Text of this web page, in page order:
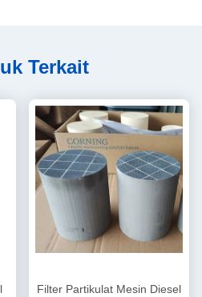
Terkait
Filter Partikulat Mesin Diesel